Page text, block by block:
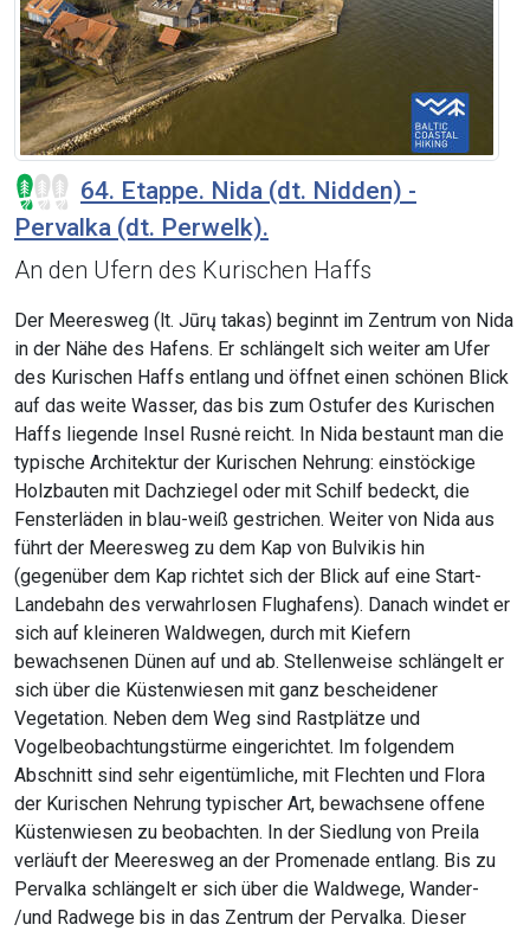
64. Etappe. Nida (dt. Nidden) -
Pervalka (dt. Perwelk).
An den Ufern des Kurischen Haffs
Der Meeresweg (lt. Jūrų takas) beginnt im Zentrum von Nida
in der Nähe des Hafens. Er schlängelt sich weiter am Ufer
des Kurischen Haffs entlang und öffnet einen schönen Blick
auf das weite Wasser, das bis zum Ostufer des Kurischen
Haffs liegende Insel Rusnė reicht. In Nida bestaunt man die
typische Architektur der Kurischen Nehrung: einstöckige
Holzbauten mit Dachziegel oder mit Schilf bedeckt, die
Fensterläden in blau-weiß gestrichen. Weiter von Nida aus
führt der Meeresweg zu dem Kap von Bulvikis hin
(gegenüber dem Kap richtet sich der Blick auf eine Start-
Landebahn des verwahrlosen Flughafens). Danach windet er
sich auf kleineren Waldwegen, durch mit Kiefern
bewachsenen Dünen auf und ab. Stellenweise schlängelt er
sich über die Küstenwiesen mit ganz bescheidener
Vegetation. Neben dem Weg sind Rastplätze und
Vogelbeobachtungstürme eingerichtet. Im folgendem
Abschnitt sind sehr eigentümliche, mit Flechten und Flora
der Kurischen Nehrung typischer Art, bewachsene offene
Küstenwiesen zu beobachten. In der Siedlung von Preila
verläuft der Meeresweg an der Promenade entlang. Bis zu
Pervalka schlängelt er sich über die Waldwege, Wander-
/und Radwege bis in das Zentrum der Pervalka. Dieser